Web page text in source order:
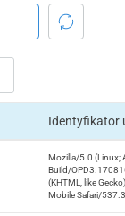
Identyfikator
Mozilla/5.0 (Linux;
Build/
(KHTML, like
Mobile Safari/